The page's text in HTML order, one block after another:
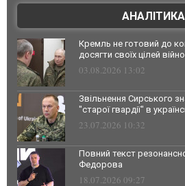
АНАЛІТИКА
Кремль не готовий до
досягти своїх цілей
03.08.2026 13:02
Звільнення Сирського
"старої гвардії" в
23.07.2026 10:32
Повний текст
Федорова
18.07.2026 09:27